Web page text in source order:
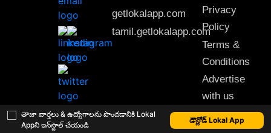
తాజా వార్తలు & ఉద్యోగాలను పొందడానికి Lokal
Appని ఇన్‌స్టాల్ చేయండి
డౌన్లోడ్ Lokal App
getlokalapp.com
tamil.getlokalapp.com
Privacy
Policy
Terms &
Conditions
Advertise
with us
Sitemap
This material may not be published, transmitted, rewritten or redistributed. © 2020 Lokal App. All rights reserved.